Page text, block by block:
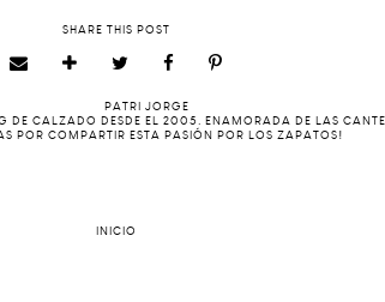
SHARE THIS POST
PATRI JORGE
DE CALZADO DESDE EL 2005. ENAMORADA DE LAS
POR COMPARTIR ESTA PASIÓN POR LOS ZAPATOS!
INICIO